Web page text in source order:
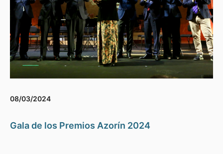
08/03/2024
Gala de los Premios Azorín 2024